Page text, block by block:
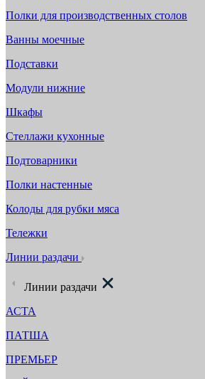
Полки для производственных столов
Ванны моечные
Подставки
Модули нижние
Шкафы
Стеллажи кухонные
Подтоварники
Полки настенные
Колоды для рубки мяса
Тележки
Линии раздачи
Линии раздачи
АСТА
ПАТША
ПРЕМЬЕР